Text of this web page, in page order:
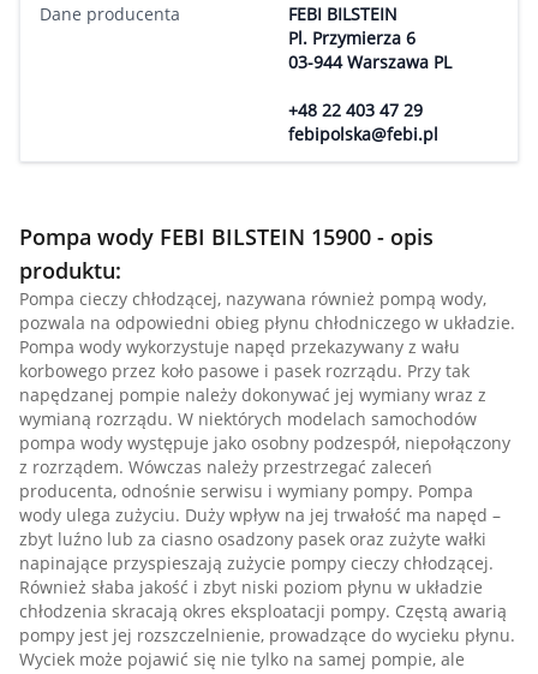
Dane producenta
FEBI BILSTEIN
Pl. Przymierza 6
03-944 Warszawa PL
+48 22 403 47 29
febipolska@febi.pl
Pompa wody FEBI BILSTEIN 15900 - opis
produktu:
Pompa cieczy chłodzącej, nazywana również pompą wody,
pozwala na odpowiedni obieg płynu chłodniczego w układzie.
Pompa wody wykorzystuje napęd przekazywany z wału
korbowego przez koło pasowe i pasek rozrządu. Przy tak
napędzanej pompie należy dokonywać jej wymiany wraz z
wymianą rozrządu. W niektórych modelach samochodów
pompa wody występuje jako osobny podzespół, niepołączony
z rozrządem. Wówczas należy przestrzegać zaleceń
producenta, odnośnie serwisu i wymiany pompy. Pompa
wody ulega zużyciu. Duży wpływ na jej trwałość ma napęd –
zbyt luźno lub za ciasno osadzony pasek oraz zużyte wałki
napinające przyspieszają zużycie pompy cieczy chłodzącej.
Również słaba jakość i zbyt niski poziom płynu w układzie
chłodzenia skracają okres eksploatacji pompy. Częstą awarią
pompy jest jej rozszczelnienie, prowadzące do wycieku płynu.
Wyciek może pojawić się nie tylko na samej pompie, ale